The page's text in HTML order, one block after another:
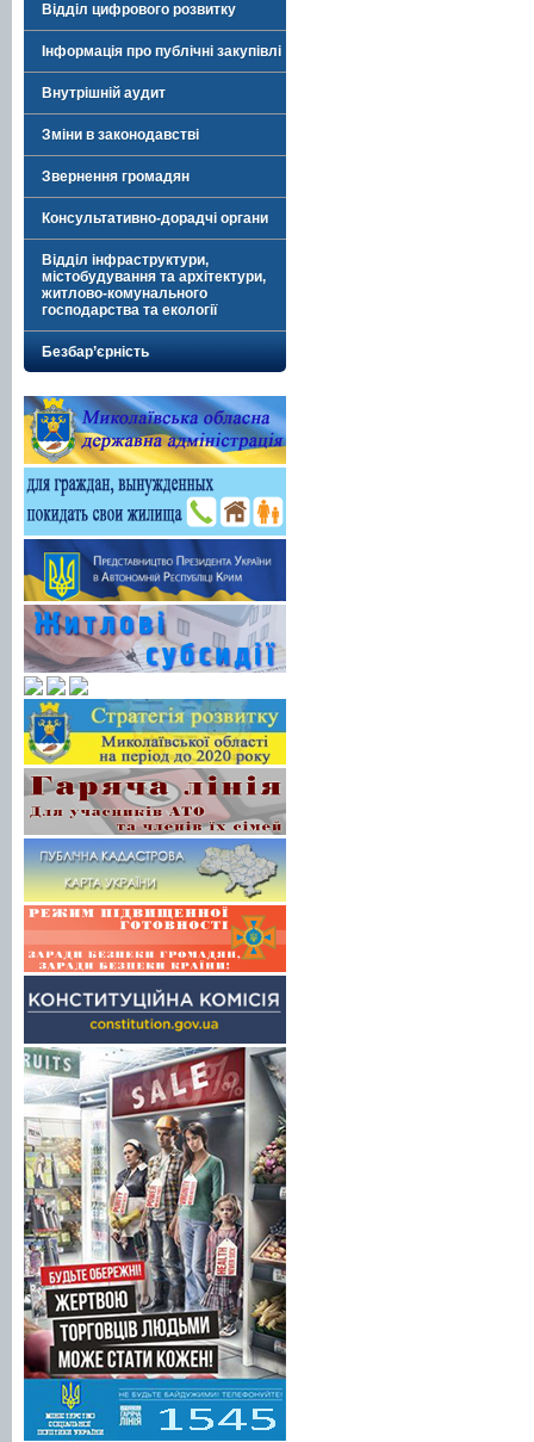
Відділ цифрового розвитку
Інформація про публічні закупівлі
Внутрішній аудит
Зміни в законодавстві
Звернення громадян
Консультативно-дорадчі органи
Відділ інфраструктури,
містобудування та архітектури,
житлово-комунального
господарства та екології
Безбар’єрність